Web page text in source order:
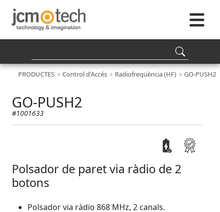
PRODUCTES Control d'Accés Radiofreqüència (HF) GO-PUSH2
GO-PUSH2
#1001633
Polsador de paret via ràdio de 2
botons
Polsador via ràdio 868 MHz, 2 canals.